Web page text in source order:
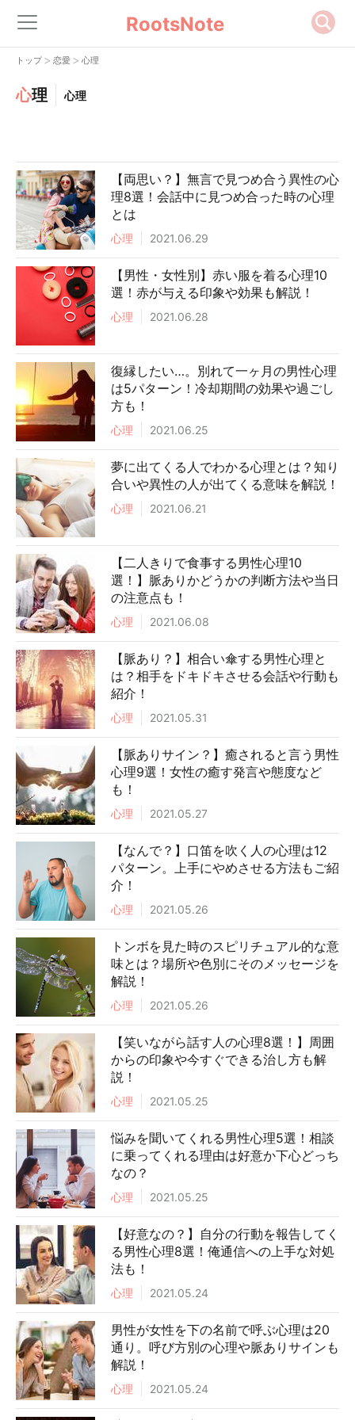
RootsNote
トップ > 恋愛 > 心理
心理 心理
【両思い？】無言で見つめ合う異性の心
理8選！会話中に見つめ合った時の心理
とは
心理 2021.06.29
【男性・女性別】赤い服を着る心理10
選！赤が与える印象や効果も解説！
心理 2021.06.28
復縁したい…。別れて一ヶ月の男性心理
は5パターン！冷却期間の効果や過ごし
方も！
心理 2021.06.25
夢に出てくる人でわかる心理とは？知り
合いや異性の人が出てくる意味を解説！
心理 2021.06.21
【二人きりで食事する男性心理10
選！】脈ありかどうかの判断方法や当日
の注意点も！
心理 2021.06.08
【脈あり？】相合い傘する男性心理と
は？相手をドキドキさせる会話や行動も
紹介！
心理 2021.05.31
【脈ありサイン？】癒されると言う男性
心理9選！女性の癒す発言や態度など
も！
心理 2021.05.27
【なんで？】口笛を吹く人の心理は12
パターン。上手にやめさせる方法もご紹
介！
心理 2021.05.26
トンボを見た時のスピリチュアル的な意
味とは？場所や色別にそのメッセージを
解説！
心理 2021.05.26
【笑いながら話す人の心理8選！】周囲
からの印象や今すぐできる治し方も解
説！
心理 2021.05.25
悩みを聞いてくれる男性心理5選！相談
に乗ってくれる理由は好意か下心どっち
なの？
心理 2021.05.25
【好意なの？】自分の行動を報告してく
る男性心理8選！俺通信への上手な対処
法も！
心理 2021.05.24
男性が女性を下の名前で呼ぶ心理は20
通り。呼び方別の心理や脈ありサインも
解説！
心理 2021.05.24